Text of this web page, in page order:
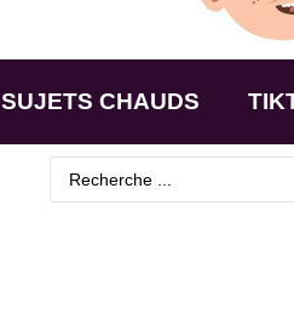
SUJETS CHAUDS